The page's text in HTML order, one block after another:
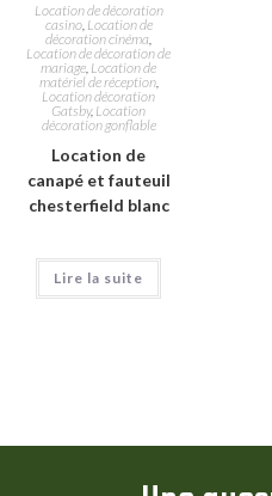
Location de décoration
casino, Location de
décoration cinéma,
Location de décoration de
mariage, Location de
matériel de réception,
Location décoration
Gatsby, Location
décoration gonflable
Location de
canapé et fauteuil
chesterfield blanc
Lire la suite